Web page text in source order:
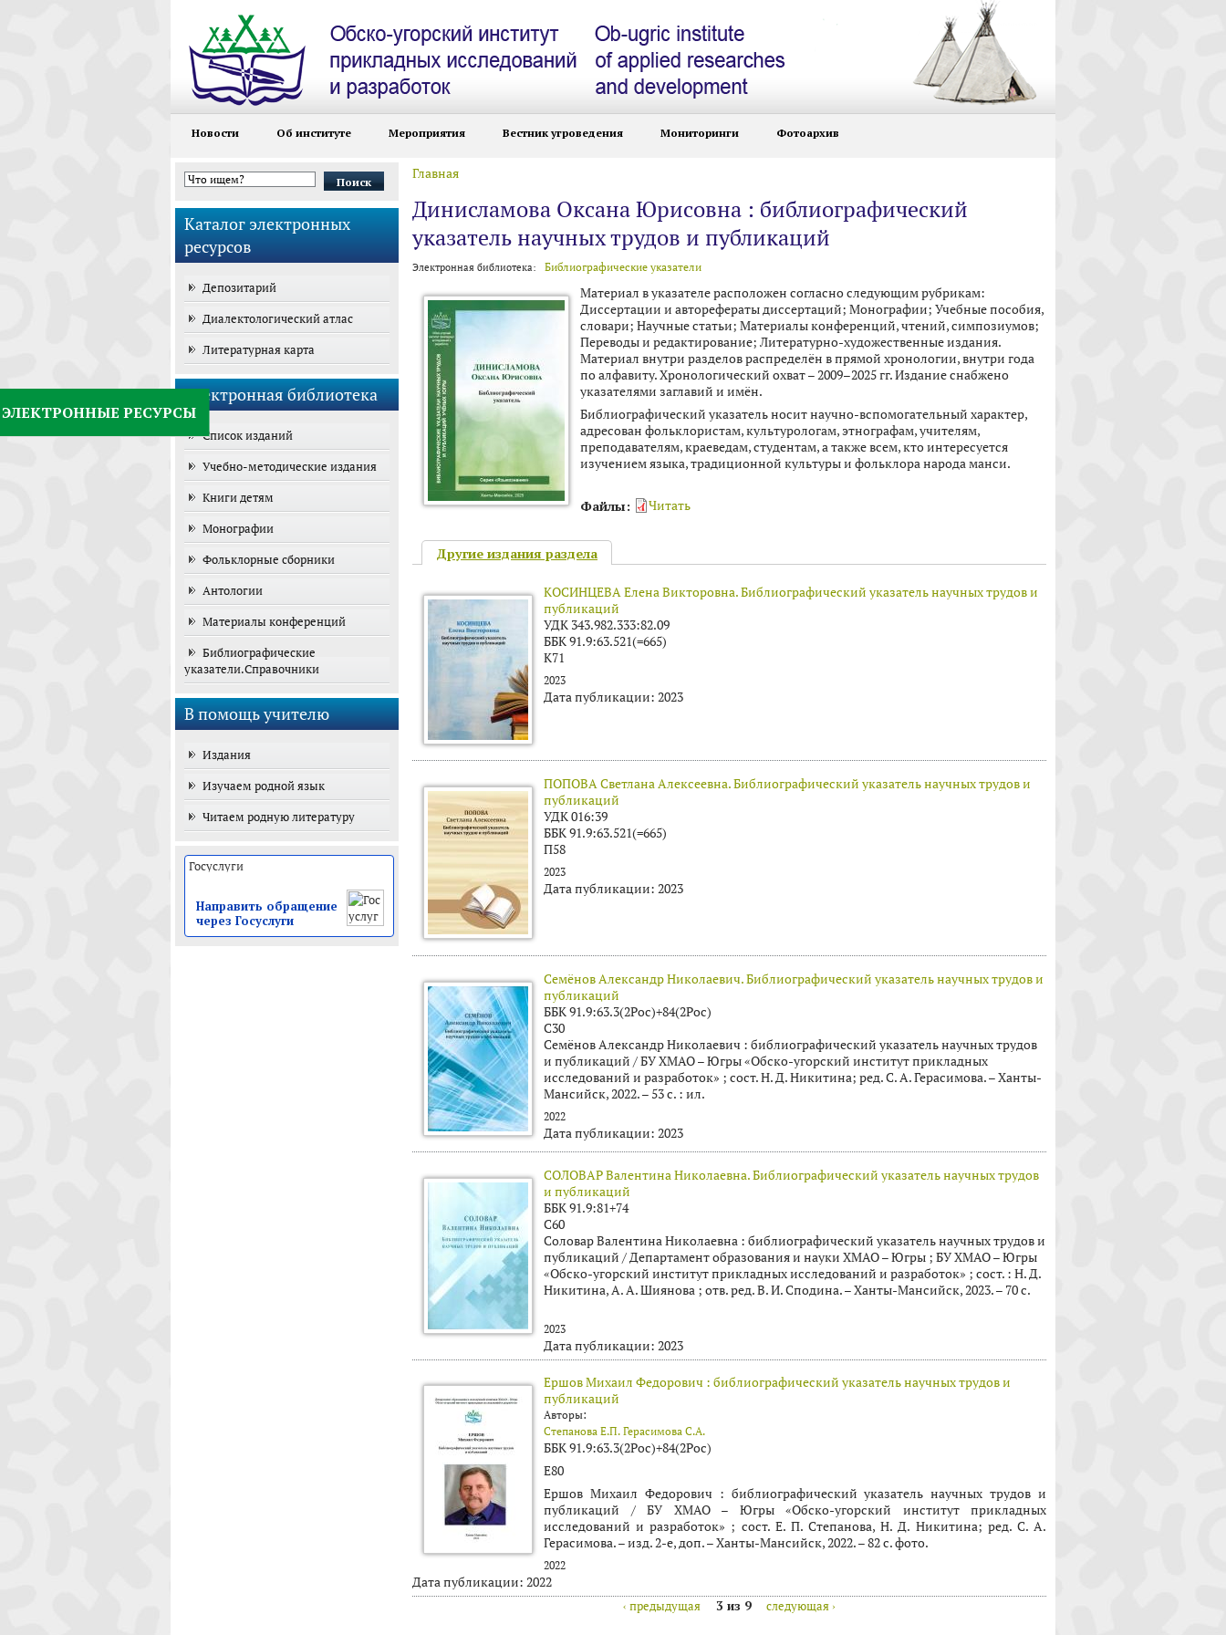
ЭЛЕКТРОННЫЕ РЕСУРСЫ
Новости Об институте Мероприятия Вестник угроведения Мониторинги Фотоархив
Форма поиска
Каталог электронных
ресурсов
Депозитарий
Диалектологический атлас
Литературная карта
Электронная библиотека
Список изданий
Учебно-методические издания
Книги детям
Монографии
Фольклорные сборники
Антологии
Материалы конференций
Библиографические
указатели.Справочники
В помощь учителю
Издания
Изучаем родной язык
Читаем родную литературу
Направить обращение
через Госуслуги
Вы здесь
Главная
Динисламова Оксана Юрисовна : библиографический
указатель научных трудов и публикаций
Электронная библиотека: Библиографические указатели
Материал в указателе расположен согласно следующим рубрикам:
Диссертации и авторефераты диссертаций; Монографии; Учебные пособия,
словари; Научные статьи; Материалы конференций, чтений, симпозиумов;
Переводы и редактирование; Литературно-художественные издания.
Материал внутри разделов распределён в прямой хронологии, внутри года
по алфавиту. Хронологический охват – 2009–2025 гг. Издание снабжено
указателями заглавий и имён.
Библиографический указатель носит научно-вспомо­гательный характер,
адресован фольклористам, культурологам, этнографам, учителям,
преподавателям, краеведам, студентам, а также всем, кто интересуется
изучением языка, традиционной культуры и фольклора народа манси.
Файлы: Читать
Другие издания раздела
КОСИНЦЕВА Елена Викторовна. Библиографический указатель научных трудов и
публикаций
УДК 343.982.333:82.09
ББК 91.9:63.521(=665)
К71
2023
Дата публикации: 2023
ПОПОВА Светлана Алексеевна. Библиографический указатель научных трудов и
публикаций
УДК 016:39
ББК 91.9:63.521(=665)
П58
2023
Дата публикации: 2023
Семёнов Александр Николаевич. Библиографический указатель научных трудов и
публикаций
ББК 91.9:63.3(2Рос)+84(2Рос)
С30
Семёнов Александр Николаевич : библиографический указатель научных трудов
и публикаций / БУ ХМАО – Югры «Обско-угорский институт прикладных
исследований и разработок» ; сост. Н. Д. Никитина; ред. С. А. Герасимова. – Ханты-
Мансийск, 2022. – 53 с. : ил.
2022
Дата публикации: 2023
СОЛОВАР Валентина Николаевна. Библиографический указатель научных трудов
и публикаций
ББК 91.9:81+74
С60
Соловар Валентина Николаевна : библиографический указатель научных трудов и
публикаций / Департамент образования и науки ХМАО – Югры ; БУ ХМАО – Югры
«Обско-угорский институт прикладных исследований и разработок» ; сост. : Н. Д.
Никитина, А. А. Шиянова ; отв. ред. В. И. Сподина. – Ханты-Мансийск, 2023. – 70 с.
2023
Дата публикации: 2023
Ершов Михаил Федорович : библиографический указатель научных трудов и
публикаций
Авторы:
Степанова Е.П.Герасимова С.А.
ББК 91.9:63.3(2Рос)+84(2Рос)
Е80
Ершов Михаил Федорович : библиографический указатель научных трудов и
публикаций / БУ ХМАО – Югры «Обско-угорский институт прикладных
исследований и разработок» ; сост. Е. П. Степанова, Н. Д. Никитина; ред. С. А.
Герасимова. – изд. 2-е, доп. – Ханты-Мансийск, 2022. – 82 с. фото.
2022
Дата публикации: 2022
‹ предыдущая 3 из 9 следующая ›